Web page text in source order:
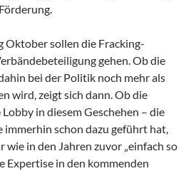
Oktober sollen die Fracking-
gehen. Ob die
bei der Politik noch mehr als
wird, zeigt sich dann. Ob die
in diesem Geschehen – die
schon dazu geführt hat,
wie in den Jahren zuvor „einfach so
Expertise in den kommenden